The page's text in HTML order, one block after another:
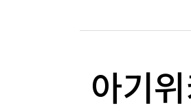
아기